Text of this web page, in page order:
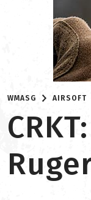
WMASG AIRSOFT